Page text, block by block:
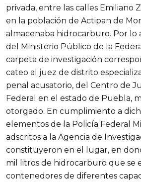
privada, entre las calles Emiliano
en la población de Actipan de
almacenaba hidrocarburo. Por lo
del Ministerio Público de la
carpeta de investigación
cateo al juez de distrito
penal acusatorio, del Centro de
Federal en el estado de Puebla,
otorgado. En cumplimiento a
elementos de la Policía Federal
adscritos a la Agencia de
constituyeron en el lugar, en
mil litros de hidrocarburo que se
contenedores de diferentes